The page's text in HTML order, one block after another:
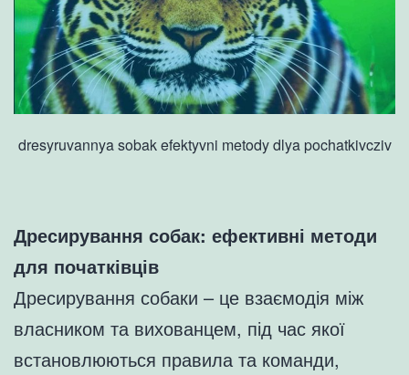
dresyruvannya sobak efektyvni metody dlya pochatkivcziv
Дресирування собак: ефективні методи
для початківців
Дресирування собаки – це взаємодія між
власником та вихованцем, під час якої
встановлюються правила та команди,